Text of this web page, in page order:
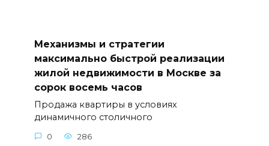
Механизмы и стратегии
максимально быстрой реализации
жилой недвижимости в Москве за
сорок восемь часов
Продажа квартиры в условиях
динамичного столичного
0 286